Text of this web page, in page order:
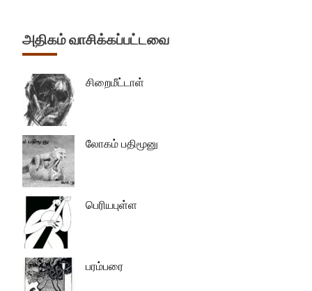
அதிகம் வாசிக்கப்பட்டவை
சிறைமீட்டாள்
லோகம் பதிமூனு
பெரியபுள்ள
பரம்பரை